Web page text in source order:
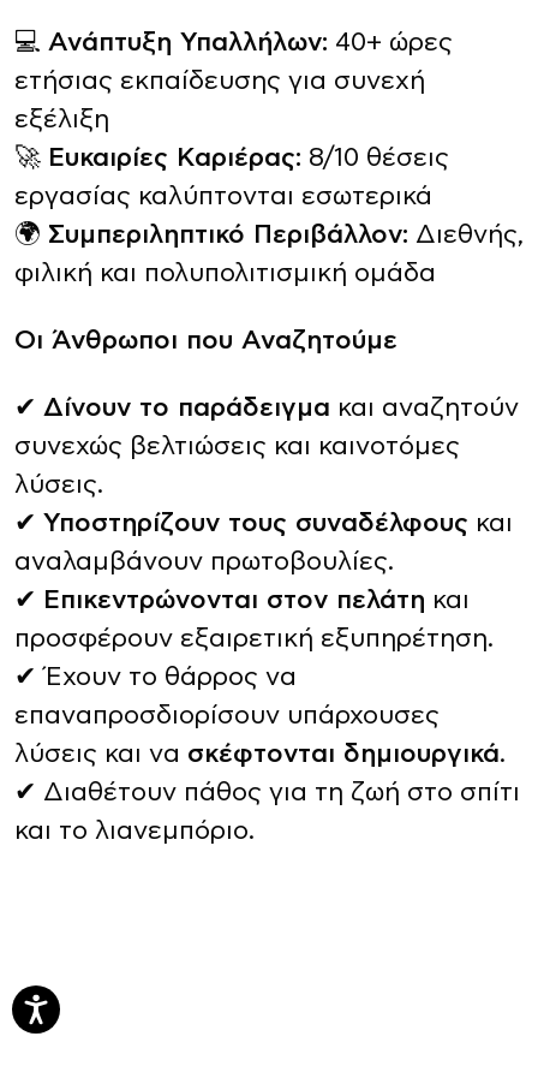
💻 Ανάπτυξη Υπαλλήλων: 40+ ώρες
ετήσιας εκπαίδευσης για συνεχή
εξέλιξη
🚀 Ευκαιρίες Καριέρας: 8/10 θέσεις
εργασίας καλύπτονται εσωτερικά
🌍 Συμπεριληπτικό Περιβάλλον: Διεθνής,
φιλική και πολυπολιτισμική ομάδα
Οι Άνθρωποι που Αναζητούμε
✔ Δίνουν το παράδειγμα και αναζητούν
συνεχώς βελτιώσεις και καινοτόμες
λύσεις.
✔ Υποστηρίζουν τους συναδέλφους και
αναλαμβάνουν πρωτοβουλίες.
✔ Επικεντρώνονται στον πελάτη και
προσφέρουν εξαιρετική εξυπηρέτηση.
✔ Έχουν το θάρρος να
επαναπροσδιορίσουν υπάρχουσες
λύσεις και να σκέφτονται δημιουργικά.
✔ Διαθέτουν πάθος για τη ζωή στο σπίτι
και το λιανεμπόριο.